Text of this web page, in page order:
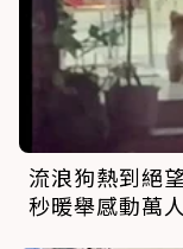
流浪狗熱到絕
秒暖舉感動萬人